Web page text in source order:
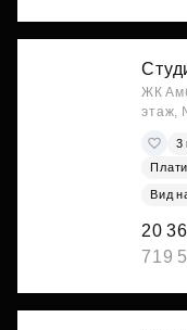
ЖК
этаж,
3
Вид
20
719